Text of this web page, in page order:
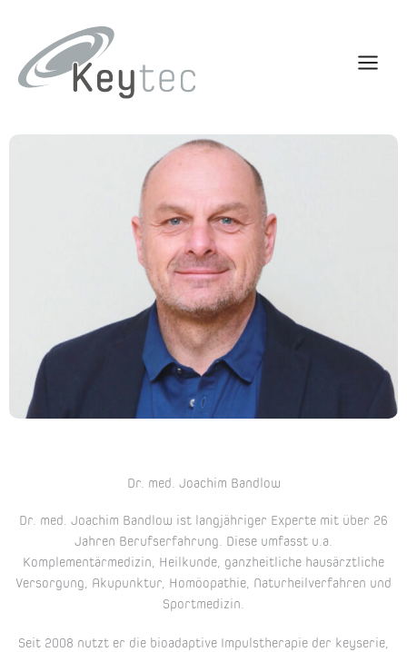
Dr. med. Joachim Bandlow
Dr. med. Joachim Bandlow ist langjähriger Experte mit über 26
Jahren Berufserfahrung. Diese umfasst u.a.
Komplementärmedizin, Heilkunde, ganzheitliche hausärztliche
Versorgung, Akupunktur, Homöopathie, Naturheilverfahren und
Sportmedizin.
Seit 2008 nutzt er die bioadaptive Impulstherapie der keyserie,